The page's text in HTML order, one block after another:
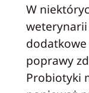
W
poprawy
Probiotyki